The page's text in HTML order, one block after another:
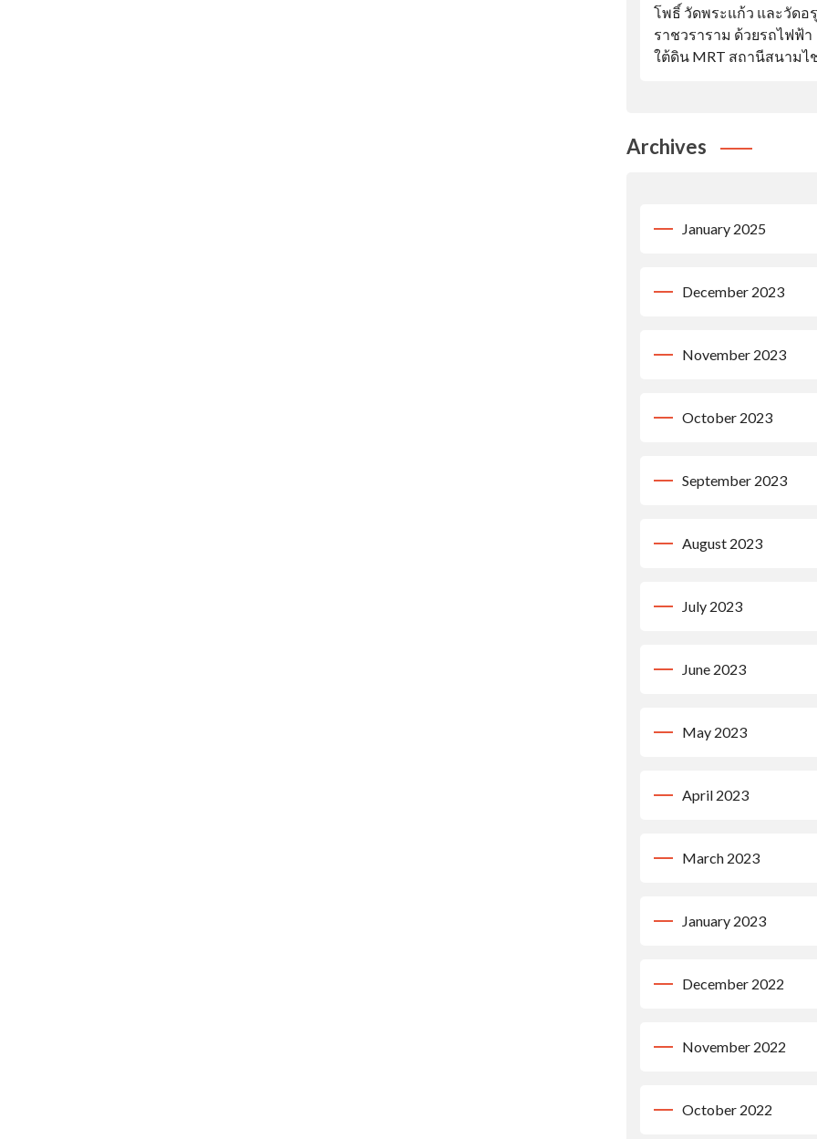
โพธิ์ วัดพระแก้ว และวัดอ
ราชวราราม ด้วยรถไฟฟ้า
ใต้ดิน MRT สถานีสนามไ
Archives
January 2025
December 2023
November 2023
October 2023
September 2023
August 2023
July 2023
June 2023
May 2023
April 2023
March 2023
January 2023
December 2022
November 2022
October 2022